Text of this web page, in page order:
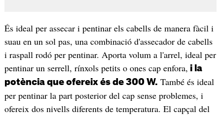
És ideal per assecar i pentinar els cabells de manera fàcil i
suau en un sol pas, una combinació d'assecador de cabells
i raspall rodó per pentinar. Aporta volum a l'arrel, ideal per
pentinar un serrell, rínxols petits o ones cap enfora, i la
potència que ofereix és de 300 W. També és ideal
per pentinar la part posterior del cap sense problemes, i
ofereix dos nivells diferents de temperatura. El capçal del